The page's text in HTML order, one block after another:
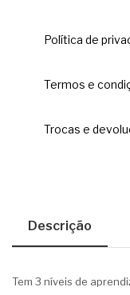
Política de
Termos e
Trocas e
Descrição
Tem 3 níveis de